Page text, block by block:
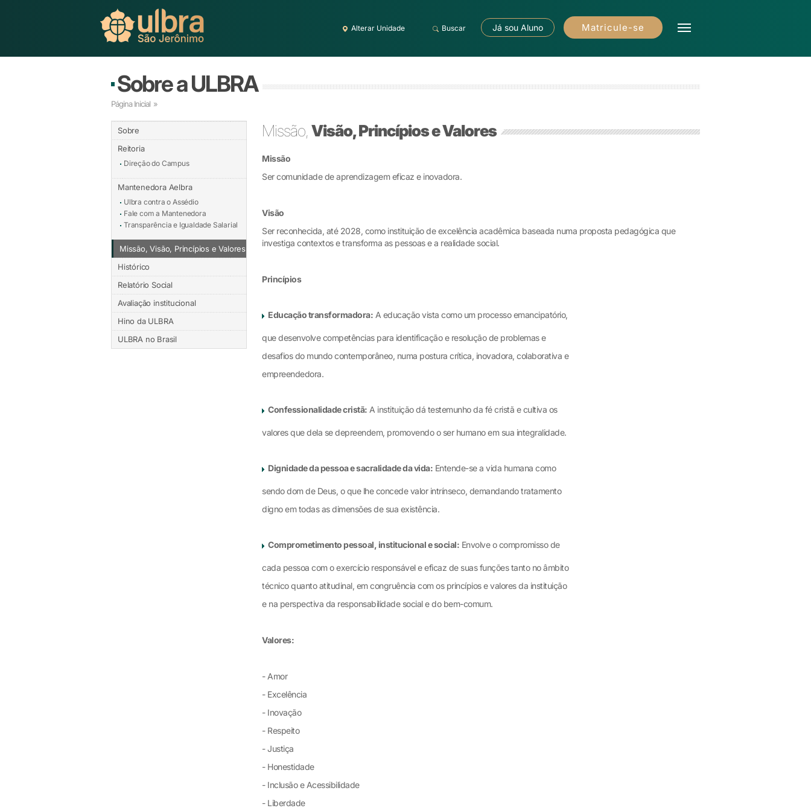
Alterar Unidade Buscar Já sou Aluno Matricule-se
Sobre a ULBRA
Página Inicial »
Sobre
Reitoria
Direção do Campus
Mantenedora Aelbra
Ulbra contra o Assédio
Fale com a Mantenedora
Transparência e Igualdade Salarial
Missão, Visão, Princípios e Valores
Histórico
Relatório Social
Avaliação institucional
Hino da ULBRA
ULBRA no Brasil
Missão,Visão, Princípios e Valores
Missão
Ser comunidade de aprendizagem eficaz e inovadora.
Visão
Ser reconhecida, até 2028, como instituição de excelência acadêmica baseada numa proposta pedagógica que
investiga contextos e transforma as pessoas e a realidade social.
Princípios
Educação transformadora: A educação vista como um processo emancipatório,
que desenvolve competências para identificação e resolução de problemas e
desafios do mundo contemporâneo, numa postura crítica, inovadora, colaborativa e
empreendedora.
Confessionalidade cristã: A instituição dá testemunho da fé cristã e cultiva os
valores que dela se depreendem, promovendo o ser humano em sua integralidade.
Dignidade da pessoa e sacralidade da vida: Entende-se a vida humana como
sendo dom de Deus, o que lhe concede valor intrínseco, demandando tratamento
digno em todas as dimensões de sua existência.
Comprometimento pessoal, institucional e social: Envolve o compromisso de
cada pessoa com o exercício responsável e eficaz de suas funções tanto no âmbito
técnico quanto atitudinal, em congruência com os princípios e valores da instituição
e na perspectiva da responsabilidade social e do bem-comum.
Valores:
- Amor
- Excelência
- Inovação
- Respeito
- Justiça
- Honestidade
- Inclusão e Acessibilidade
- Liberdade